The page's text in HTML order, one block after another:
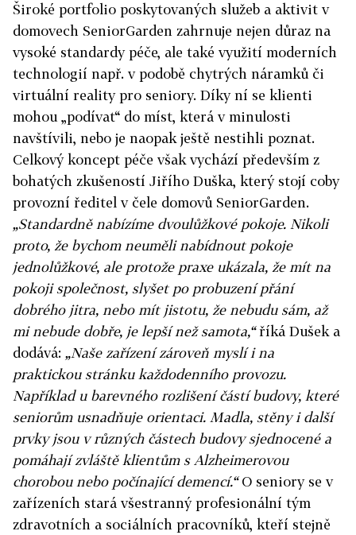
Široké portfolio poskytovaných služeb a aktivit v
domovech SeniorGarden zahrnuje nejen důraz na
vysoké standardy péče, ale také využití moderních
technologií např. v podobě chytrých náramků či
virtuální reality pro seniory. Díky ní se klienti
mohou „podívat“ do míst, která v minulosti
navštívili, nebo je naopak ještě nestihli poznat.
Celkový koncept péče však vychází především z
bohatých zkušeností Jiřího Duška, který stojí coby
provozní ředitel v čele domovů SeniorGarden.
„Standardně nabízíme dvoulůžkové pokoje. Nikoli
proto, že bychom neuměli nabídnout pokoje
jednolůžkové, ale protože praxe ukázala, že mít na
pokoji společnost, slyšet po probuzení přání
dobrého jitra, nebo mít jistotu, že nebudu sám, až
mi nebude dobře, je lepší než samota,“říká Dušek a
dodává: „Naše zařízení zároveň myslí i na
praktickou stránku každodenního provozu.
Například u barevného rozlišení částí budovy, které
seniorům usnadňuje orientaci. Madla, stěny i další
prvky jsou v různých částech budovy sjednocené a
pomáhají zvláště klientům s Alzheimerovou
chorobou nebo počínající demencí.“O seniory se v
zařízeních stará všestranný profesionální tým
zdravotních a sociálních pracovníků, kteří stejně